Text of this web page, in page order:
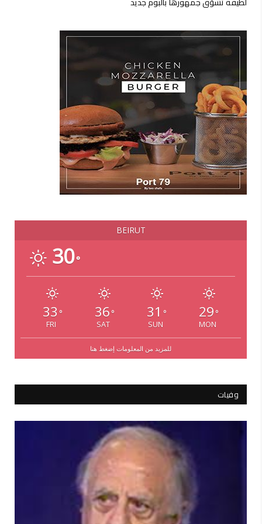
BEIRUT
30°
33 °
FRI
36 °
SAT
31 °
SUN
29 °
MON
للمزيد من المعلومات إضغط هنا
وفيات